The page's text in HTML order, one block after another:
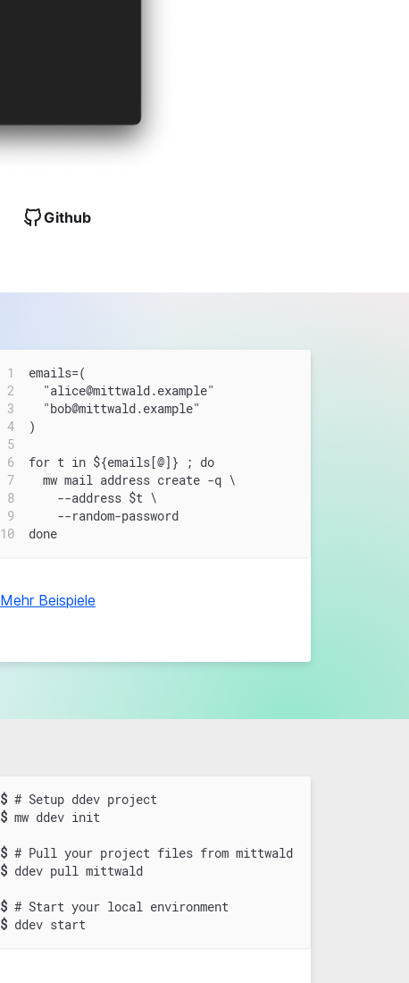
Github
emails=(
  "alice@mittwald.example"
  "bob@mittwald.example"
)
for t in ${emails[@]} ; do
  mw mail address create -q \
    --address $t \
    --random-password
done
Mehr Beispiele
$ # Setup ddev project
$ mw ddev init
$ # Pull your project files from mittwald
$ ddev pull mittwald
$ # Start your local environment
$ ddev start